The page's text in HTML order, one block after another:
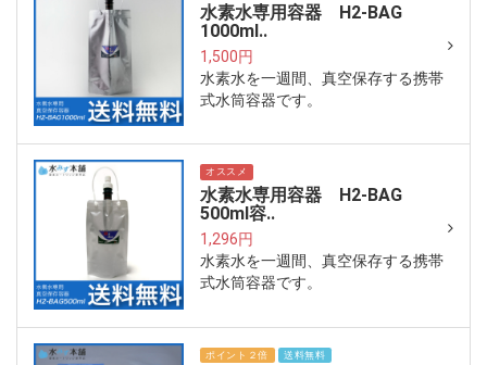
水素水専用容器 H2-BAG
1000ml..
1,500円
水素水を一週間、真空保存する携帯
式水筒容器です。
オススメ
水素水専用容器 H2-BAG
500ml容..
1,296円
水素水を一週間、真空保存する携帯
式水筒容器です。
ポイント２倍 送料無料